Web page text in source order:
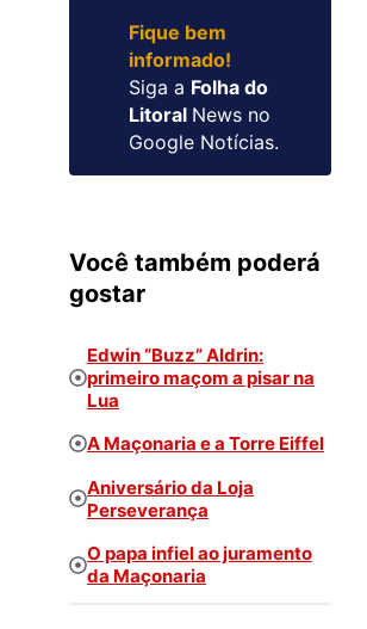
Fique bem
informado!
Siga a Folha do
Litoral News no
Google Notícias.
Você também poderá
gostar
Edwin “Buzz” Aldrin:
primeiro maçom a pisar na
Lua
A Maçonaria e a Torre Eiffel
Aniversário da Loja
Perseverança
O papa infiel ao juramento
da Maçonaria